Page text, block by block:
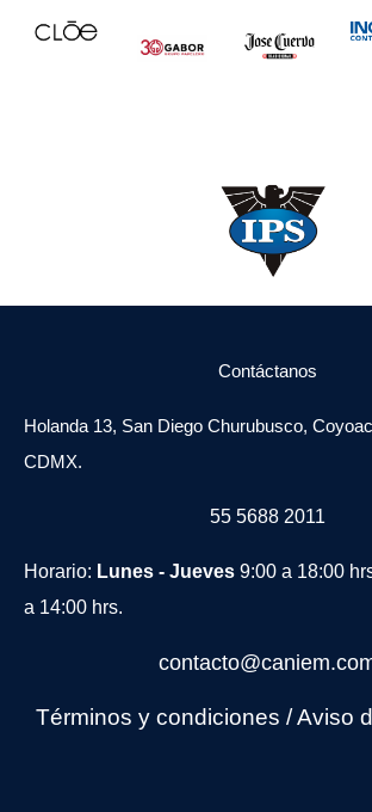
Contáctanos
Holanda 13, San Diego Churubusco,
CDMX.
55 5688 2011
Horario: Lunes - Jueves 9:00 a 18:00
a 14:00 hrs.
Términos y condiciones /Aviso